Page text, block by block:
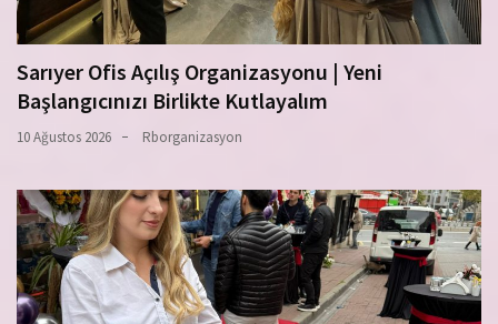
Sarıyer Ofis Açılış Organizasyonu | Yeni
Başlangıcınızı Birlikte Kutlayalım
10 Ağustos 2026 Rborganizasyon